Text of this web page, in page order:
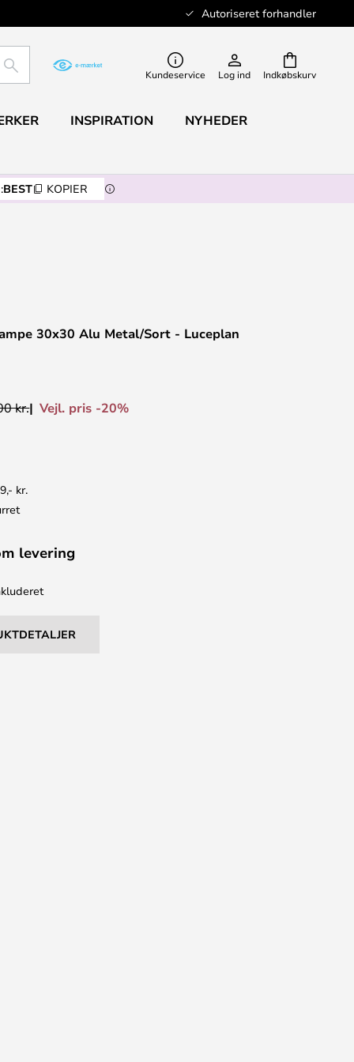
Autoriseret forhandler
Indkøbskurv
SØG Kundeservice Log ind
INSPIRATION NYHEDER
BEST KOPIER
30x30 Alu Metal/Sort - Luceplan
kr. Vejl. pris -20%
kr.
levering